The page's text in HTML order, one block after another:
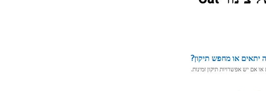
יתאים או מחפש תיקון?
אם יש אפשרויות תיקון זמינות.